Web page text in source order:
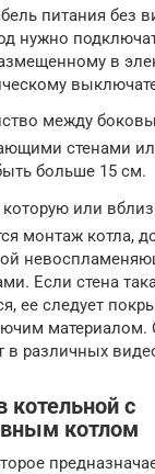
питания без
нужно
в
между
стенами
больше 15 см.
которую или
монтаж котла,
Если стена
ее следует
материалом.
в различных
котельной с
котлом